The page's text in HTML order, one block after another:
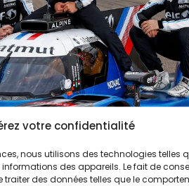
votre confidentialité
nous utilisons des technologies telles
des appareils. Le fait de
des données telles que le